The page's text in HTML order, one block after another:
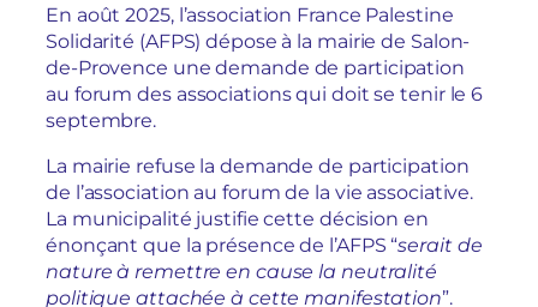
En août 2025, l’association France Palestine
Solidarité (AFPS) dépose à la mairie de Salon-
de-Provence une demande de participation
au forum des associations qui doit se tenir le 6
septembre.
La mairie refuse la demande de participation
de l’association au forum de la vie associative.
La municipalité justifie cette décision en
énonçant que la présence de l’AFPS “serait de
nature à remettre en cause la neutralité
politique attachée à cette manifestation”.